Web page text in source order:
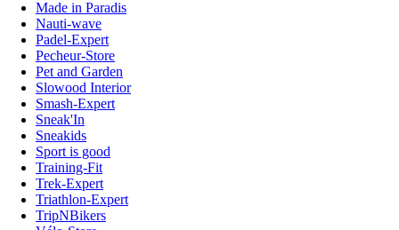
Made in Paradis
Nauti-wave
Padel-Expert
Pecheur-Store
Pet and Garden
Slowood Interior
Smash-Expert
Sneak'In
Sneakids
Sport is good
Training-Fit
Trek-Expert
Triathlon-Expert
TripNBikers